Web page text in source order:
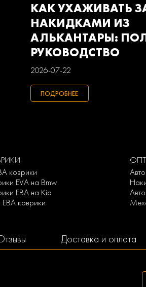
КАК УХАЖИВАТЬ
НАКИДКАМИ ИЗ
АЛЬКАНТАРЫ:
РУКОВОДСТВО
2026-07-22
ПОДРОБНЕЕ
коврики
EVA на Bmw
ЕВА на Kia
коврики
Доставка и оплата